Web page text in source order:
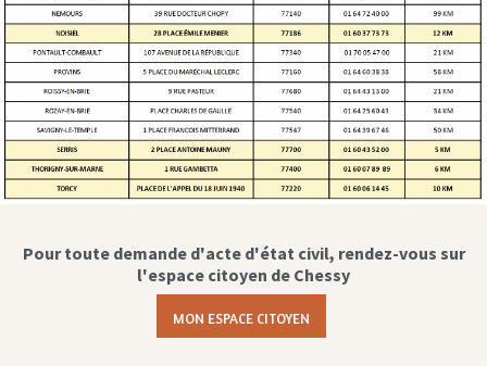
Pour toute demande d'acte d'état civil, rendez-vous sur
l'espace citoyen de Chessy
MON ESPACE CITOYEN